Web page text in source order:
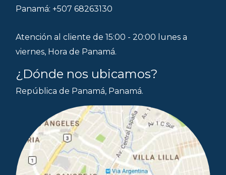
Panamá: +507 68263130
Atención al cliente de 15:00 - 20:00 lunes a
viernes, Hora de Panamá.
¿Dónde nos ubicamos?
República de Panamá, Panamá.